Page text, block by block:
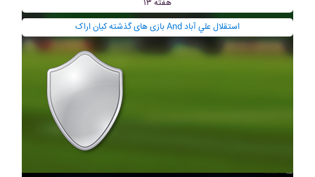
هفته ۱۳
بازی های گذشته کيان اراک And استقلال علي آباد